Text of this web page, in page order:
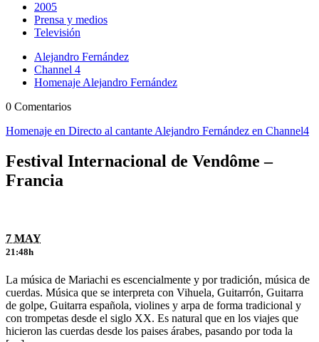
2005
Prensa y medios
Televisión
Alejandro Fernández
Channel 4
Homenaje Alejandro Fernández
0 Comentarios
Homenaje en Directo al cantante Alejandro Fernández en Channel4
Festival Internacional de Vendôme –
Francia
7 MAY
21:48h
La música de Mariachi es escencialmente y por tradición, música de
cuerdas. Música que se interpreta con Vihuela, Guitarrón, Guitarra
de golpe, Guitarra española, violines y arpa de forma tradicional y
con trompetas desde el siglo XX. Es natural que en los viajes que
hicieron las cuerdas desde los paises árabes, pasando por toda la